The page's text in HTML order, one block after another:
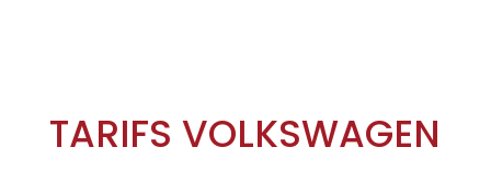
TARIFS VOLKSWAGEN